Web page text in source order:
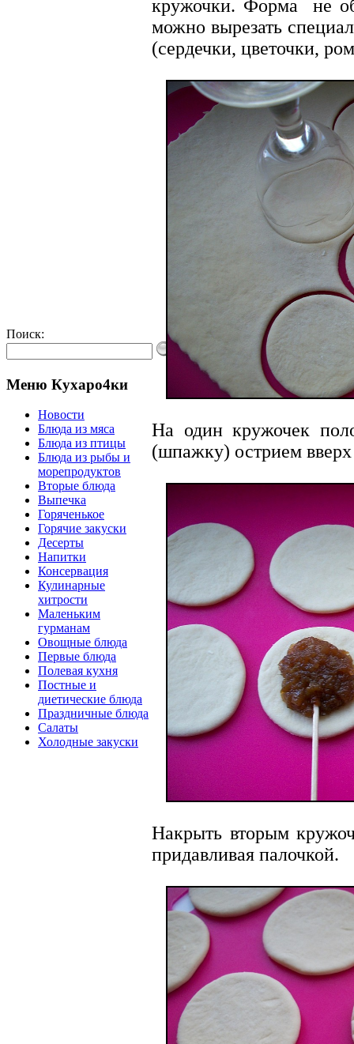
Поиск:
Меню Кухаро4ки
Новости
Блюда из мяса
Блюда из птицы
Блюда из рыбы и
морепродуктов
Вторые блюда
Выпечка
Горяченькое
Горячие закуски
Десерты
Напитки
Консервация
Кулинарные
хитрости
Маленьким
гурманам
Овощные блюда
Первые блюда
Полевая кухня
Постные и
диетические блюда
Праздничные блюда
Салаты
Холодные закуски
кружочки. Форма не
можно вырезать
(сердечки, цветочки,
На один кружочек
(шпажку) острием вверх
Накрыть вторым
придавливая палочкой.